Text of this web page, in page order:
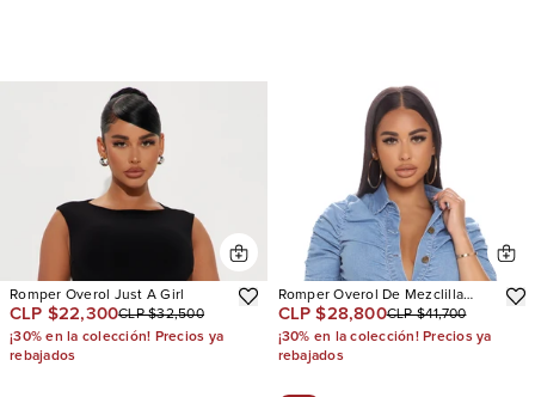
Romper Overol Just A Girl
CLP $22,300CLP $32,500
¡30% en la colección! Precios ya
rebajados
Romper Overol De Mezclilla
Ready For Brunch
CLP $28,800CLP $41,700
¡30% en la colección! Precios ya
rebajados